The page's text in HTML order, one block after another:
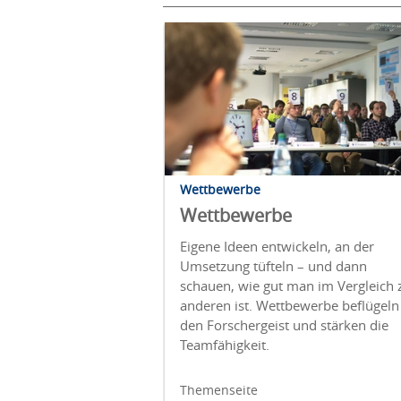
Wettbewerbe
Wettbewerbe
Eigene Ideen entwickeln, an der
Umsetzung tüfteln – und dann
schauen, wie gut man im Vergleich
anderen ist. Wettbewerbe beflügeln
den Forschergeist und stärken die
Teamfähigkeit.
Themenseite